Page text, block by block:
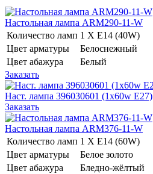
Настольная лампа ARM290-11-W
Количество ламп 1 Х E14 (40W)
Цвет арматуры
Белоснежный
Цвет абажура
Белый
Заказать
Наст. лампа 396030601 (1x60w E27)
Заказать
Настольная лампа ARM376-11-W
Количество ламп 1 Х E14 (60W)
Цвет арматуры
Белое золото
Цвет абажура
Бледно-жёлтый